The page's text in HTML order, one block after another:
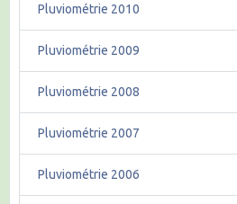
Pluviométrie 2010
Pluviométrie 2009
Pluviométrie 2008
Pluviométrie 2007
Pluviométrie 2006